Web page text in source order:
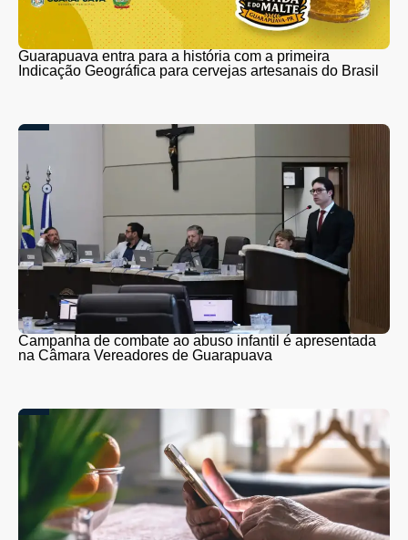
Guarapuava entra para a história com a primeira
Indicação Geográfica para cervejas artesanais do Brasil
Campanha de combate ao abuso infantil é apresentada
na Câmara Vereadores de Guarapuava